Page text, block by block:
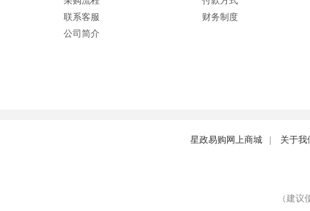
联系客服
公司简介
财务制度
星政易购网上商城 | 关于我
（建